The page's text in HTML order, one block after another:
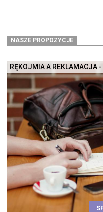
NASZE PROPOZYCJE
RĘKOJMIA A REKLAMACJA